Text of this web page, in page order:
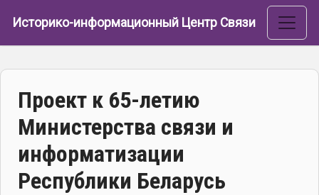
Историко-информационный Центр Связи
Проект к 65-летию
Министерства связи и
информатизации
Республики Беларусь